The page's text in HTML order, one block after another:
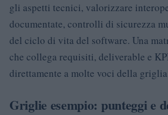
gli aspetti tecnici, valorizzare
documentate, controlli di sicurezza
del ciclo di vita del software. Una
che collega requisiti, deliverable e
direttamente a molte voci della
Griglie esempio: punteggi e